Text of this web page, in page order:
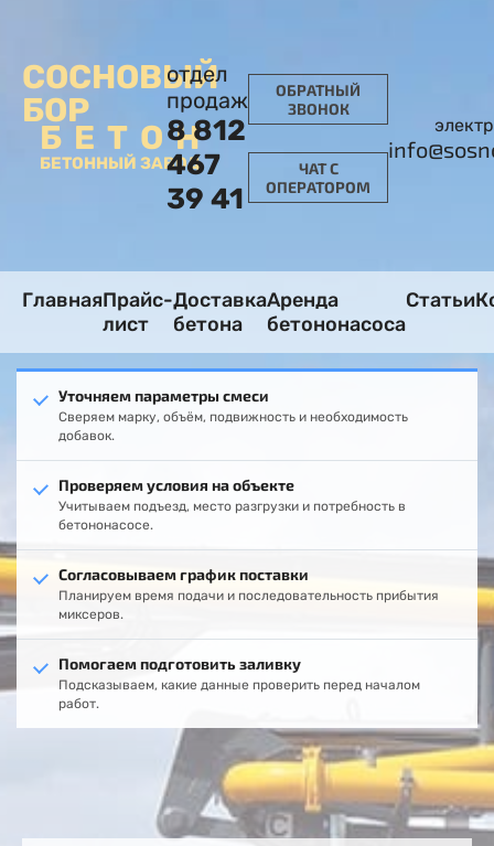
СОСНОВЫЙ
БОР
БЕТОН
БЕТОННЫЙ ЗАВОД
отдел
продаж
8 812
467
39 41
ОБРАТНЫЙ
ЗВОНОК
ЧАТ С
ОПЕРАТОРОМ
ГлавнаяПрайс-
лист
Доставка
бетона
Аренда
бетононасоса
Статьи
Уточняем параметры смеси
Сверяем марку, объём, подвижность и необходимость
добавок.
Проверяем условия на объекте
Учитываем подъезд, место разгрузки и потребность в
бетононасосе.
Согласовываем график поставки
Планируем время подачи и последовательность прибытия
миксеров.
Помогаем подготовить заливку
Подсказываем, какие данные проверить перед началом
работ.